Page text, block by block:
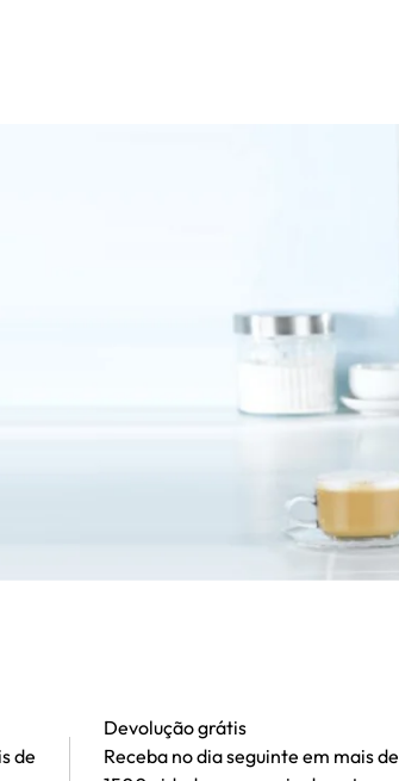
de
Devolução grátis
Receba no dia seguinte em mais de